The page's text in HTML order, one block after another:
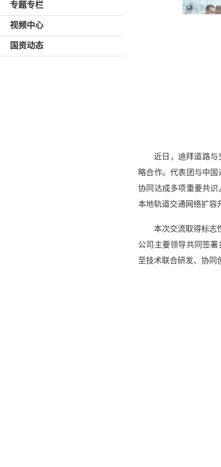
专题专栏
视频中心
国资动态
近日，迪拜道路与
略合作。代表团与中
协同达成多项重要共
本地轨道交通网络扩容
本次交流取得标志
公司主要领导共同签
至技术联合研发、协同